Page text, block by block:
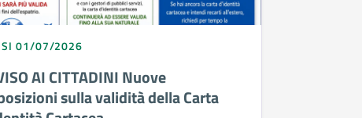
01/07/2026
AI CITTADINI Nuove
sulla validità della Carta